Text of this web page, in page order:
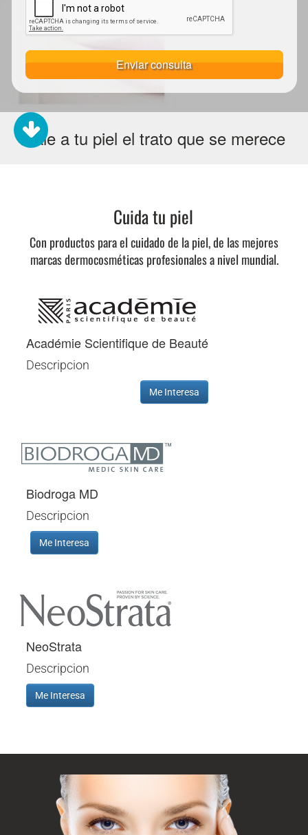
Enviar consulta
Dale a tu piel el trato que se merece
Cuida tu piel
Con productos para el cuidado de la piel, de las mejores
marcas dermocosméticas profesionales a nivel mundial.
Académie Scientifique de Beauté
Descripcion
Me Interesa
Biodroga MD
Descripcion
Me Interesa
NeoStrata
Descripcion
Me Interesa